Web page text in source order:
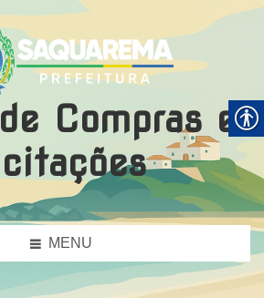
Compras e
MENU